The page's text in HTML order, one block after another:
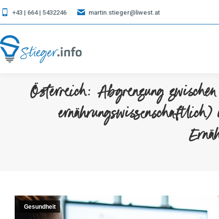
+43 | 664 | 5432246 martin.stieger@liwest.at
Österreich: Abgrenzung
Gesundheit